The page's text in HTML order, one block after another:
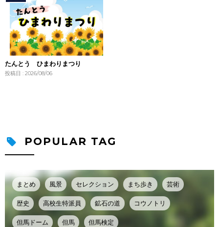
たんとう ひまわりまつり
投稿日 : 2026/08/06
POPULAR TAG
まとめ 風景 セレクション まち歩き 芸術
歴史 高校生特派員 鉱石の道 コウノトリ
但馬ドーム 但馬 但馬検定